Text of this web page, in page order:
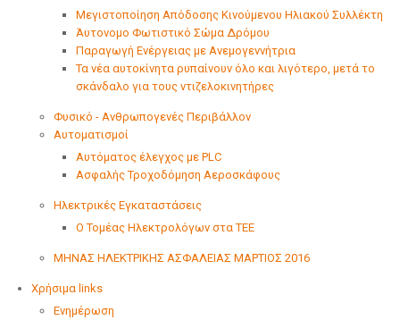
Μεγιστοποίηση Απόδοσης Κινούμενου Ηλιακού Συλλέκτη
Άυτονομο Φωτιστικό Σώμα Δρόμου
Παραγωγή Ενέργειας με Ανεμογεννήτρια
Τα νέα αυτοκίνητα ρυπαίνουν όλο και λιγότερο, μετά το
σκάνδαλο για τους ντιζελοκινητήρες
Φυσικό - Ανθρωπογενές Περιβάλλον
Αυτοματισμοί
Αυτόματος έλεγχος με PLC
Ασφαλής Τροχοδόμηση Αεροσκάφους
Ηλεκτρικές Εγκαταστάσεις
Ο Τομέας Ηλεκτρολόγων στα ΤΕΕ
ΜΗΝΑΣ ΗΛΕΚΤΡΙΚΗΣ ΑΣΦΑΛΕΙΑΣ ΜΑΡΤΙΟΣ 2016
Χρήσιμα links
Ενημέρωση